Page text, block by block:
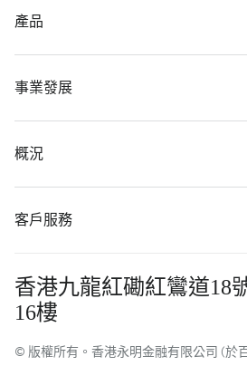
產品
事業發展
概況
客戶服務
香港九龍紅磡紅鸞道18
16樓
© 版權所有。香港永明金融有限公司 (於